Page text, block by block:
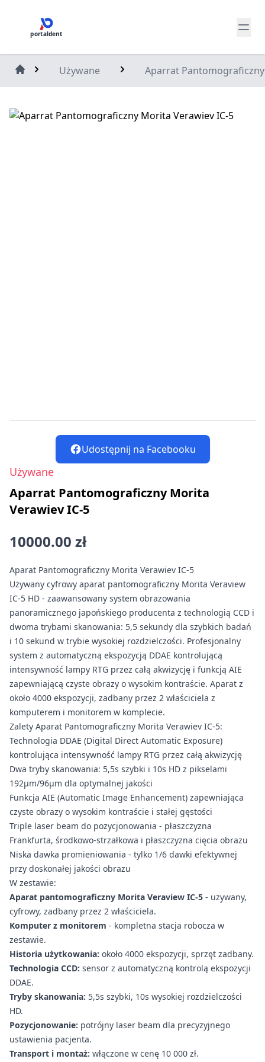
portaldent
Używane Aparrat
Udostępnij na Facebooku
Używane
Aparrat Pantomograficzny Morita
Verawiev IC-5
10000.00 zł
Aparat Pantomograficzny Morita Verawiev IC-5
Używany cyfrowy aparat pantomograficzny Morita Veraview
IC-5 HD - zaawansowany system obrazowania
panoramicznego japońskiego producenta z technologią CCD i
dwoma trybami skanowania: 5,5 sekundy dla szybkich badań
i 10 sekund w trybie wysokiej rozdzielczości. Profesjonalny
system z automatyczną ekspozycją DDAE kontrolującą
intensywność lampy RTG przez całą akwizycję i funkcją AIE
zapewniającą czyste obrazy o wysokim kontraście. Aparat z
około 4000 ekspozycji, zadbany przez 2 właściciela z
komputerem i monitorem w komplecie.
Zalety Aparat Pantomograficzny Morita Verawiev IC-5:
Technologia DDAE (Digital Direct Automatic Exposure)
kontrolująca intensywność lampy RTG przez całą akwizycję
Dwa tryby skanowania: 5,5s szybki i 10s HD z pikselami
192μm/96μm dla optymalnej jakości
Funkcja AIE (Automatic Image Enhancement) zapewniająca
czyste obrazy o wysokim kontraście i stałej gęstości
Triple laser beam do pozycjonowania - płaszczyzna
Frankfurta, środkowo-strzałkowa i płaszczyzna cięcia obrazu
Niska dawka promieniowania - tylko 1/6 dawki efektywnej
przy doskonałej jakości obrazu
W zestawie:
Aparat pantomograficzny Morita Veraview IC-5 - używany,
cyfrowy, zadbany przez 2 właściciela.
Komputer z monitorem - kompletna stacja robocza w
zestawie.
Historia użytkowania: około 4000 ekspozycji, sprzęt zadbany.
Technologia CCD: sensor z automatyczną kontrolą ekspozycji
DDAE.
Tryby skanowania: 5,5s szybki, 10s wysokiej rozdzielczości
HD.
Pozycjonowanie: potrójny laser beam dla precyzyjnego
ustawienia pacjenta.
Transport i montaż: włączone w cenę 10 000 zł.